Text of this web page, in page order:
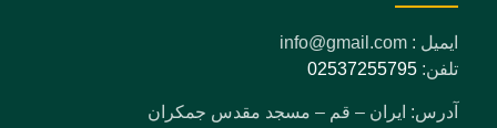
ایمیل : info@gmail.com
تلفن: 02537255795
آدرس: ایران – قم – مسجد مقدس جمکران